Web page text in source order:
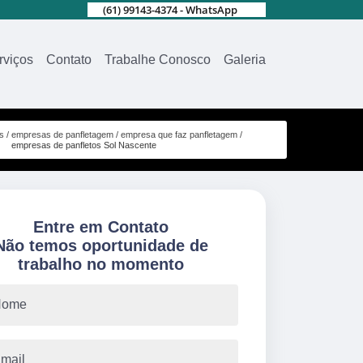
(61) 99143-4374 - WhatsApp
Contato Trabalhe Conosco Galeria
empresas de panfletagem
empresa que faz panfletagem
empresas de panfletos Sol Nascente
Entre em Contato
temos oportunidade de
trabalho no momento